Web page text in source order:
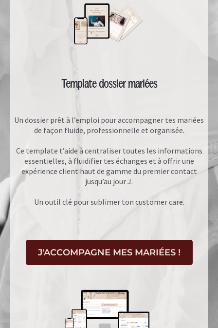
Template dossier mariées
Un dossier prêt à l’emploi pour accompagner tes mariées
de façon fluide, professionnelle et organisée.
Ce template t’aide à centraliser toutes les informations
essentielles, à fluidifier tes échanges et à offrir une
expérience client haut de gamme du premier contact
jusqu’au jour J.
Un outil clé pour sublimer ton customer care.
J'ACCOMPAGNE MES MARIÉES !